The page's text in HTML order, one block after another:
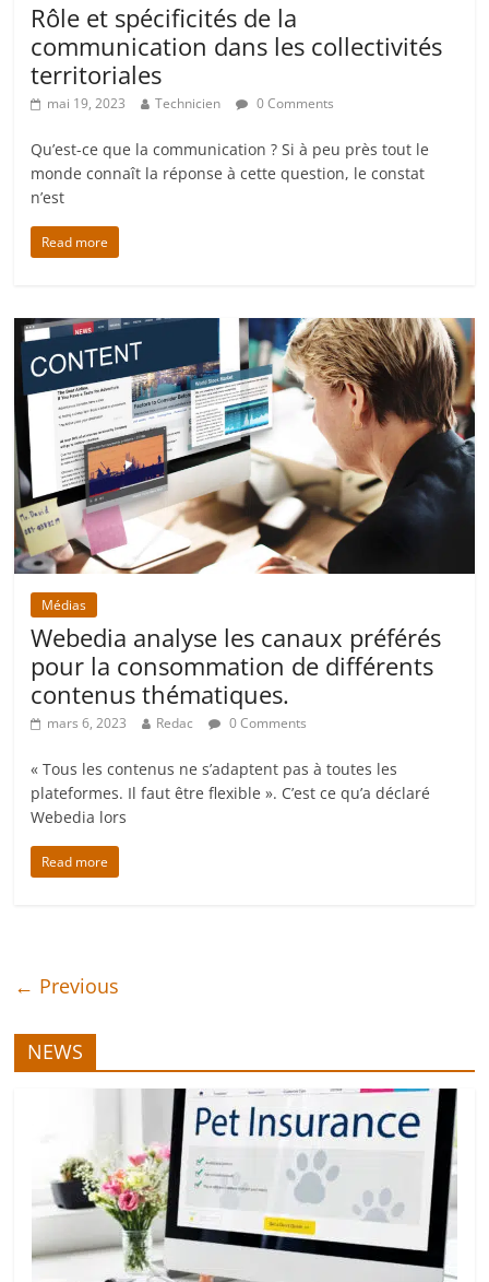
Rôle et spécificités de la
communication dans les collectivités
territoriales
mai 19, 2023 Technicien 0 Comments
Qu’est-ce que la communication ? Si à peu près tout le
monde connaît la réponse à cette question, le constat
n’est
Read more
Médias
Webedia analyse les canaux préférés
pour la consommation de différents
contenus thématiques.
mars 6, 2023 Redac 0 Comments
« Tous les contenus ne s’adaptent pas à toutes les
plateformes. Il faut être flexible ». C’est ce qu’a déclaré
Webedia lors
Read more
← Previous
NEWS